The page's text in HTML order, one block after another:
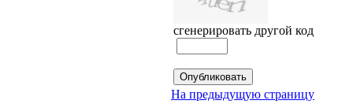
сгенерировать другой код
На предыдущую страницу